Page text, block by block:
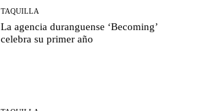
TAQUILLA
La agencia duranguense ‘Becoming’
celebra su primer año